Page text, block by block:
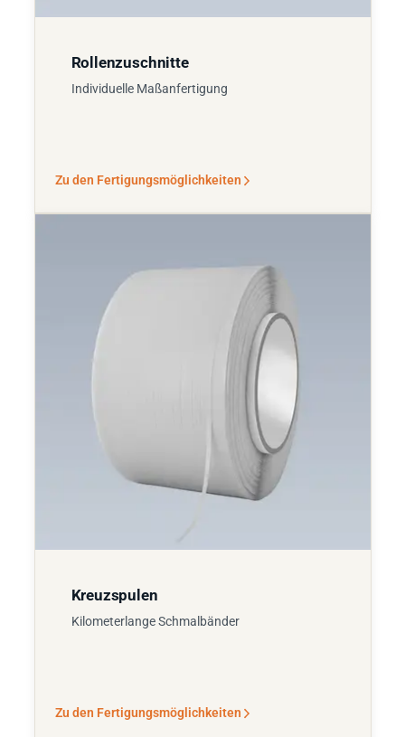
Rollenzuschnitte
Individuelle Maßanfertigung
Zu den Fertigungsmöglichkeiten
Kreuzspulen
Kilometerlange Schmalbänder
Zu den Fertigungsmöglichkeiten